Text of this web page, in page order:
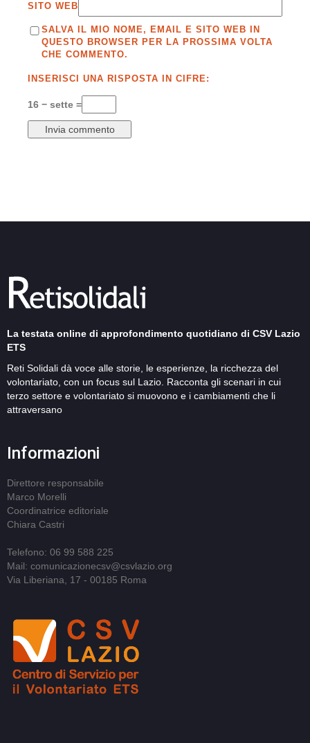
SITO WEB
SALVA IL MIO NOME, EMAIL E SITO WEB IN
QUESTO BROWSER PER LA PROSSIMA VOLTA
CHE COMMENTO.
INSERISCI UNA RISPOSTA IN CIFRE:
16 − sette =
La testata online di approfondimento quotidiano di CSV Lazio
ETS
Reti Solidali dà voce alle storie, le esperienze, la ricchezza del
volontariato, con un focus sul Lazio. Racconta gli scenari in cui
terzo settore e volontariato si muovono e i cambiamenti che li
attraversano
Informazioni
Direttore responsabile
Marco Morelli
Coordinatrice editoriale
Chiara Castri
Telefono: 06 99 588 225
Mail: comunicazionecsv@csvlazio.org
Via Liberiana, 17 - 00185 Roma